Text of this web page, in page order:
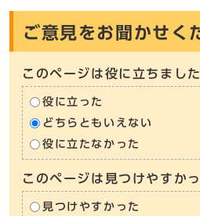
ご意見をお聞かせく
このページは役に立ちました
役に立った
どちらともいえない
役に立たなかった
このページは見つけやすか
見つけやすかった